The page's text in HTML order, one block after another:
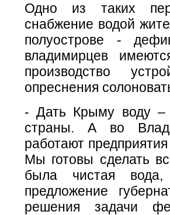
Одно из таких
снабжение водой
полуострове -
владимирцев
производство
опреснения
- Дать Крыму воду –
страны. А во
работают
Мы готовы сделать
была чистая
предложение
решения задачи